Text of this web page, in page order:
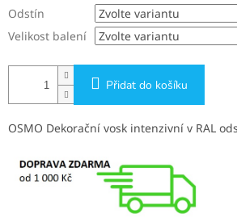
Odstín
Velikost balení
Přidat do košíku
OSMO Dekorační vosk intenzivní v RAL